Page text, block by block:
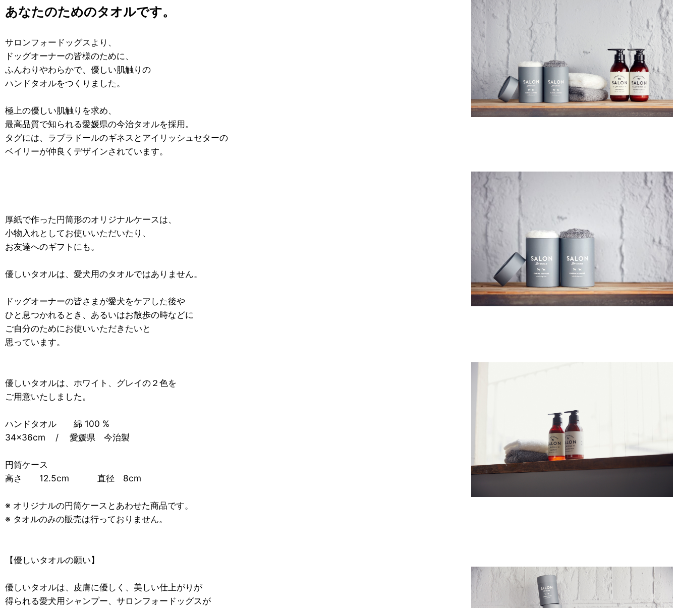
あなたのためのタオルです。
サロンフォードッグスより、
ドッグオーナーの皆様のために、
ふんわりやわらかで、優しい肌触りの
ハンドタオルをつくりました。
極上の優しい肌触りを求め、
最高品質で知られる愛媛県の今治タオルを採用。
タグには、ラブラドールのギネスとアイリッシュセターの
ベイリーが仲良くデザインされています。
厚紙で作った円筒形のオリジナルケースは、
小物入れとしてお使いいただいたり、
お友達へのギフトにも。
優しいタオルは、愛犬用のタオルではありません。
ドッグオーナーの皆さまが愛犬をケアした後や
ひと息つかれるとき、あるいはお散歩の時などに
ご自分のためにお使いいただきたいと
思っています。
優しいタオルは、ホワイト、グレイの２色を
ご用意いたしました。
ハンドタオル 綿 100 %
34×36cm / 愛媛県 今治製
円筒ケース
高さ 12.5cm 直径 8cm
※ オリジナルの円筒ケースとあわせた商品です。
※ タオルのみの販売は行っておりません。
【優しいタオルの願い】
優しいタオルは、皮膚に優しく、美しい仕上がりが
得られる愛犬用シャンプー、サロンフォードッグスが